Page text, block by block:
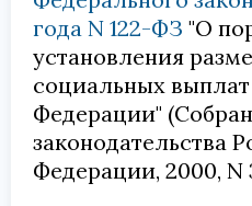
года N 122-ФЗ "О
установления
социальных
Федерации"
законодательства
Федерации, 2000, N